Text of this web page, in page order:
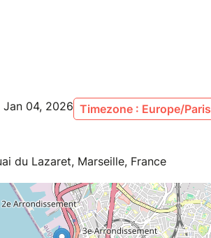
04, 2026 Timezone : Europe/Paris
du Lazaret, Marseille, France